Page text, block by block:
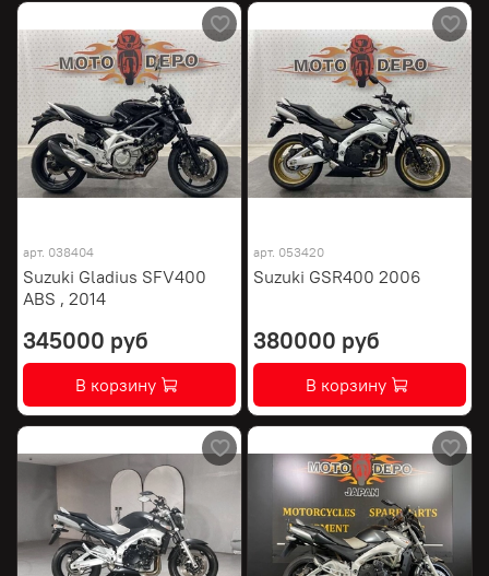
арт. 038404
Suzuki Gladius SFV400
ABS , 2014
345000 руб
В корзину
арт. 053420
Suzuki GSR400 2006
380000 руб
В корзину